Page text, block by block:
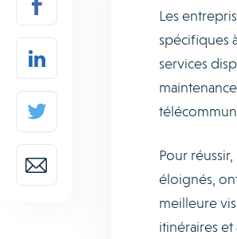
Les
spécifiques
services
Pour
éloignés,
meilleure
itinéraires et